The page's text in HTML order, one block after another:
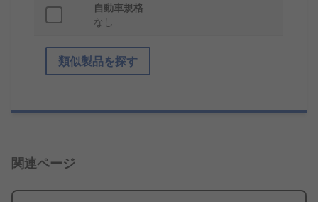
自動車規格
なし
類似製品を探す
関連ページ